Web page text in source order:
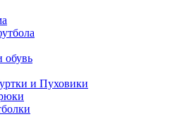
обувь
и Пуховики